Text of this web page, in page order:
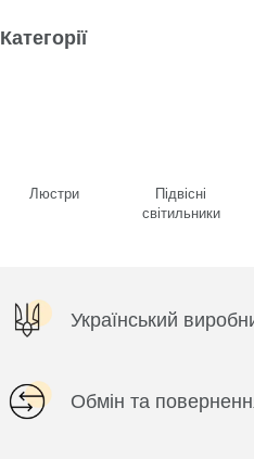
Категорії
Люстри
Підвісні
світильники
Український
Обмін та